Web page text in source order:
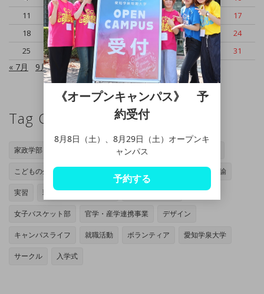
11
12 13 14 15 16
17
18
20 21 22 23
24
25
26 27 28 29 30 31
« 7月 9月 »
Tag Cloud
家政学部 管理栄養士専攻
こどもの生活専攻 小学校教諭
実習 現代マネジメント学部 豊田キャンパス
女子バスケット部 官学・産学連携事業 デザイン
キャンパスライフ 就職活動 ボランティア 愛知学泉大学
サークル 入学式
《オープンキャンパス》 予
約受付
8月8日（土）、8月29日（土）オープンキ
ャンパス
予約する